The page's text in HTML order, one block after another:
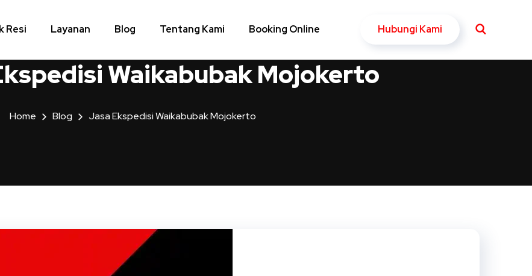
Resi Layanan Blog Tentang Kami Booking Online Hubungi Kami
Waikabubak Mojokerto
Home Blog Jasa Ekspedisi Waikabubak Mojokerto